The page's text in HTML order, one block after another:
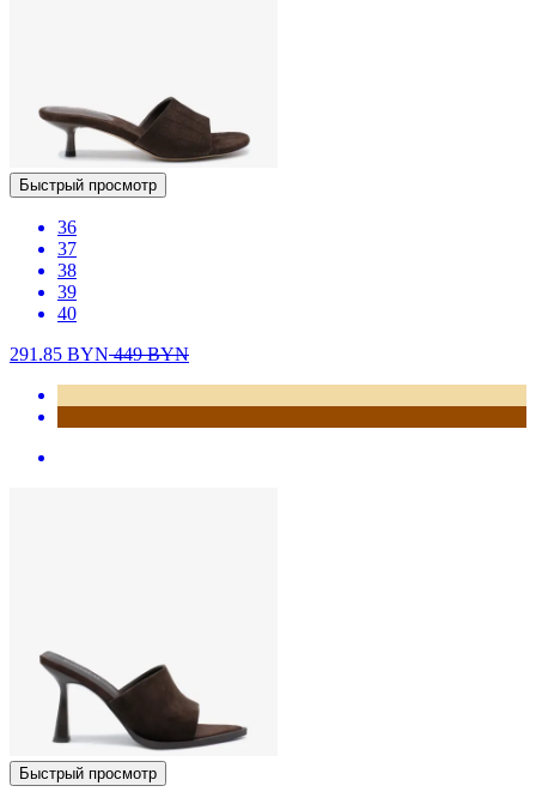
Быстрый просмотр
36
37
38
39
40
291.85 BYN449BYN
Быстрый просмотр